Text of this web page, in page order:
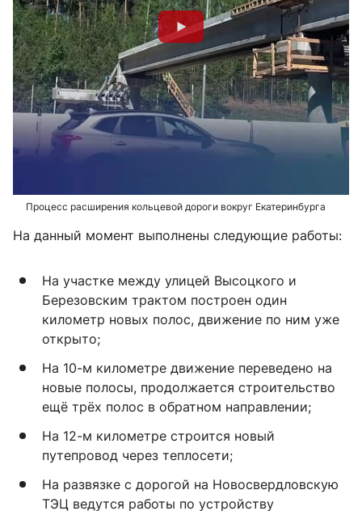
Процесс расширения кольцевой дороги вокруг Екатеринбурга
На данный момент выполнены следующие работы:
На участке между улицей Высоцкого и
Березовским трактом построен один
километр новых полос, движение по ним уже
открыто;
На 10-м километре движение переведено на
новые полосы, продолжается строительство
ещё трёх полос в обратном направлении;
На 12-м километре строится новый
путепровод через теплосети;
На развязке с дорогой на Новосвердловскую
ТЭЦ ведутся работы по устройству